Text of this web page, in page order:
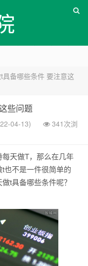
具备哪些条件 要注意这
些问题
04-13)
341次浏
天做T，那么在几年
也不是一件很简单的
t具备哪些条件呢？